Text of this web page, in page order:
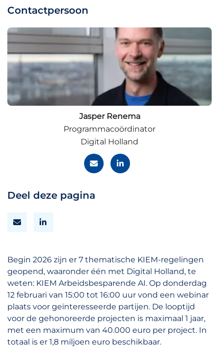
Contactpersoon
Jasper Renema
Programmacoördinator
Digital Holland
Deel deze pagina
Begin 2026 zijn er 7 thematische KIEM-regelingen
geopend, waaronder één met Digital Holland, te
weten: KIEM Arbeidsbesparende AI. Op donderdag
12 februari van 15:00 tot 16:00 uur vond een webinar
plaats voor geïnteresseerde partijen. De looptijd
voor de gehonoreerde projecten is maximaal 1 jaar,
met een maximum van 40.000 euro per project. In
totaal is er 1,8 miljoen euro beschikbaar.